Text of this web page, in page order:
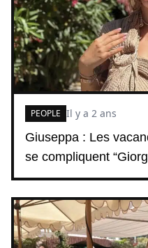
Giuseppa : Les
se compliquent
PEOPLE Il y a 2 ans